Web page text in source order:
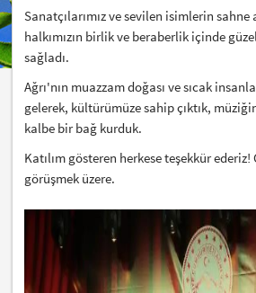
Sanatçılarımız ve sevilen isimlerin sahne
halkımızın birlik ve beraberlik içinde
sağladı.
Ağrı'nın muazzam doğası ve sıcak
gelerek, kültürümüze sahip çıktık,
kalbe bir bağ kurduk.
Katılım gösteren herkese teşekkür
görüşmek üzere.